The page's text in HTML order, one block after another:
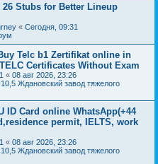
Stubs for Better Lineup
« Сегодня, 09:31
Telc b1 Zertifikat online in
Certificates Without Exam
« 08 авг 2026, 23:26
Ждановский завод тяжелого
ID Card online WhatsApp(+44
permit, IELTS, work
« 08 авг 2026, 23:26
Ждановский завод тяжелого